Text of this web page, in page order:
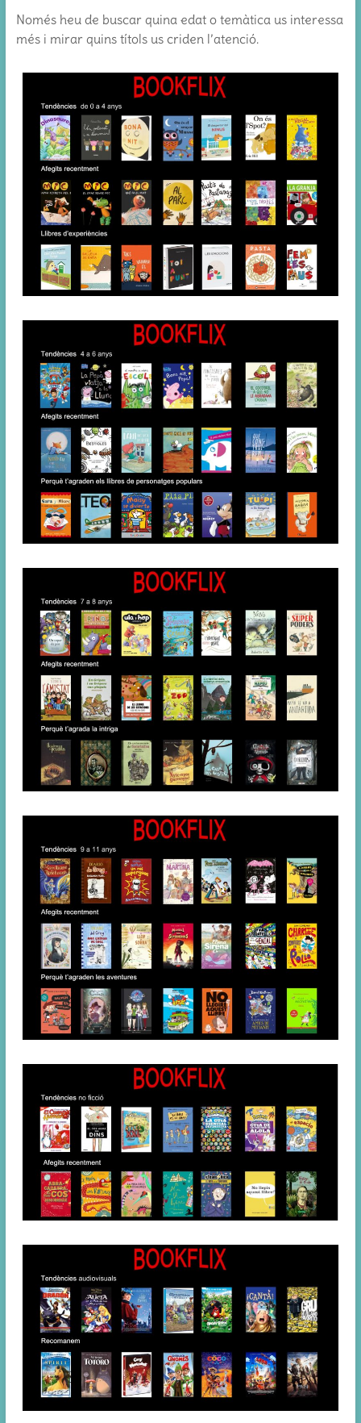
Només heu de buscar quina edat o temàtica us interessa
més i mirar quins títols us criden l’atenció.